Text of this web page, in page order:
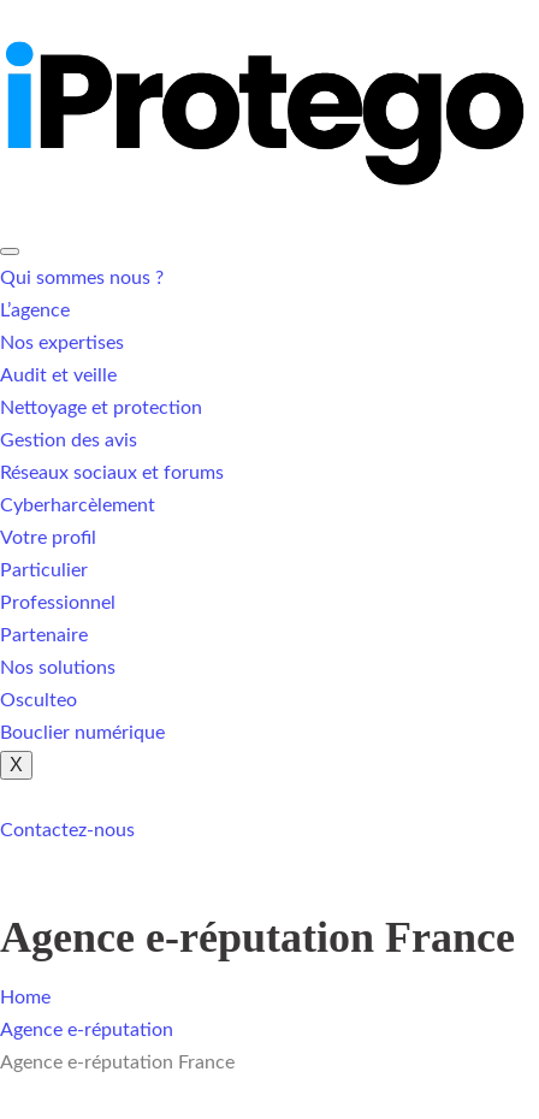
Qui sommes nous ?
L’agence
Nos expertises
Audit et veille
Nettoyage et protection
Gestion des avis
Réseaux sociaux et forums
Cyberharcèlement
Votre profil
Particulier
Professionnel
Partenaire
Nos solutions
Osculteo
Bouclier numérique
X
Contactez-nous
Agence e-réputation France
Home
Agence e-réputation
Agence e-réputation France